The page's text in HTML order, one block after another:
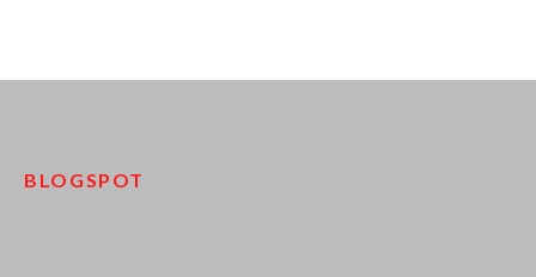
BLOGSPOT